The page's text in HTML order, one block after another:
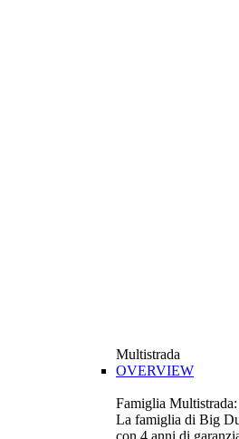
Multistrada
OVERVIEW
Famiglia
La famiglia di Big
con 4 anni di